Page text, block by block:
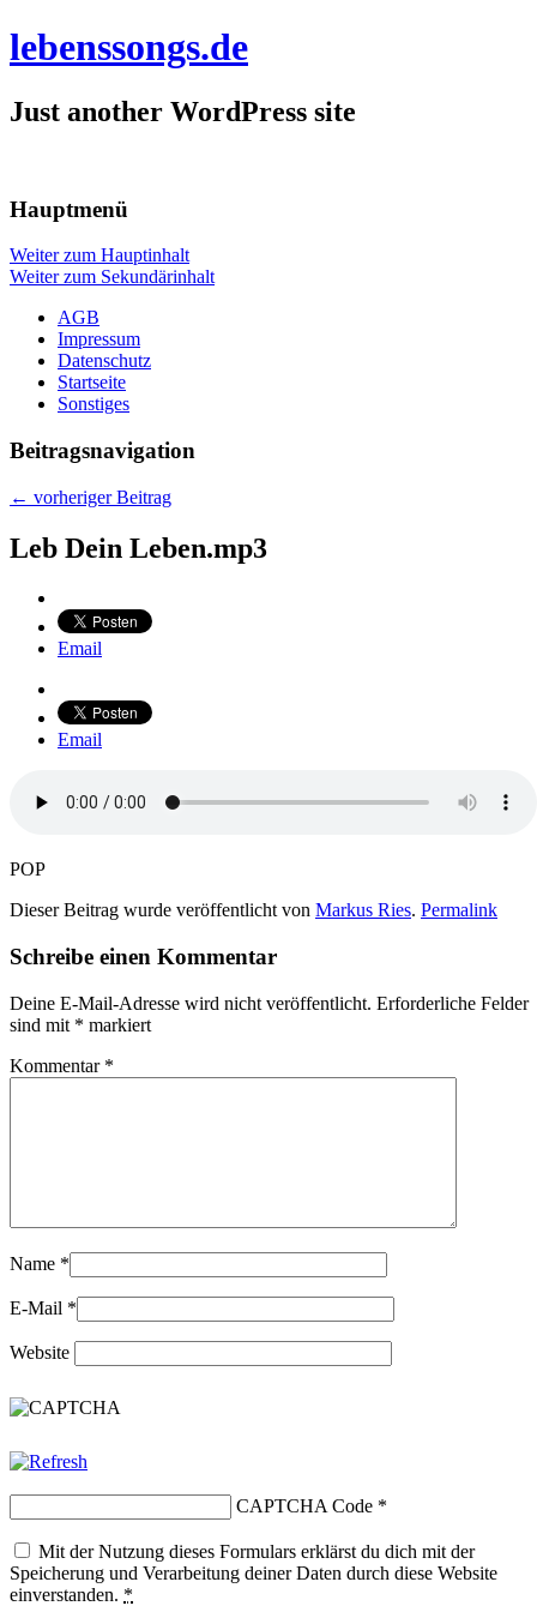
lebenssongs.de
Just another WordPress site
Hauptmenü
Weiter zum Hauptinhalt
Weiter zum Sekundärinhalt
AGB
Impressum
Datenschutz
Startseite
Sonstiges
Beitragsnavigation
← vorheriger Beitrag
Leb Dein Leben.mp3
Email
Email
POP
Dieser Beitrag wurde veröffentlicht von Markus Ries. Permalink
Schreibe einen Kommentar
Deine E-Mail-Adresse wird nicht veröffentlicht. Erforderliche Felder
sind mit * markiert
Kommentar *
Name *
E-Mail *
Website
CAPTCHA Code *
Mit der Nutzung dieses Formulars erklärst du dich mit der
Speicherung und Verarbeitung deiner Daten durch diese Website
einverstanden. *